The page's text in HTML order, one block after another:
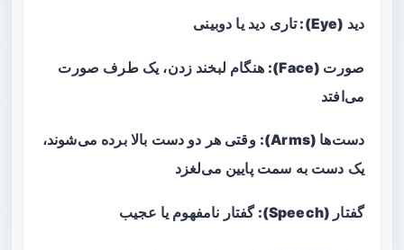
دید (Eye): تاری دید یا دوبینی
صورت (Face):
هنگام لبخند زدن، یک طرف صورت
می‌افتد
دست‌ها (Arms):
وقتی هر دو دست بالا برده می‌شوند،
یک دست به سمت پایین می‌لغزد
گفتار (Speech): گفتار نامفهوم یا عجیب